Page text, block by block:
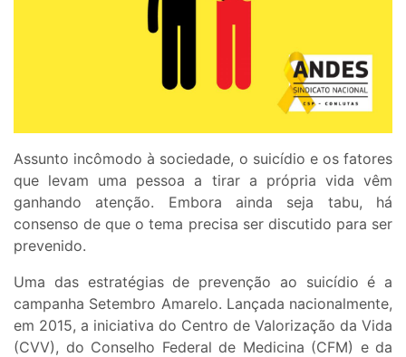
Assunto incômodo à sociedade, o suicídio e os fatores
que levam uma pessoa a tirar a própria vida vêm
ganhando atenção. Embora ainda seja tabu, há
consenso de que o tema precisa ser discutido para ser
prevenido.
Uma das estratégias de prevenção ao suicídio é a
campanha Setembro Amarelo. Lançada nacionalmente,
em 2015, a iniciativa do Centro de Valorização da Vida
(CVV), do Conselho Federal de Medicina (CFM) e da